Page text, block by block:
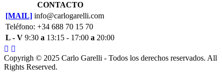
CONTACTO
[MAIL] info@carlogarelli.com
Teléfono: +34 688 70 15 70
L - V 9:30 a 13:15 - 17:00 a 20:00
Copyrigh © 2025 Carlo Garelli - Todos los derechos reservados. All
Rights Reserved.